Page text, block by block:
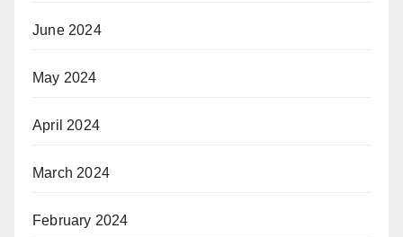
June 2024
May 2024
April 2024
March 2024
February 2024